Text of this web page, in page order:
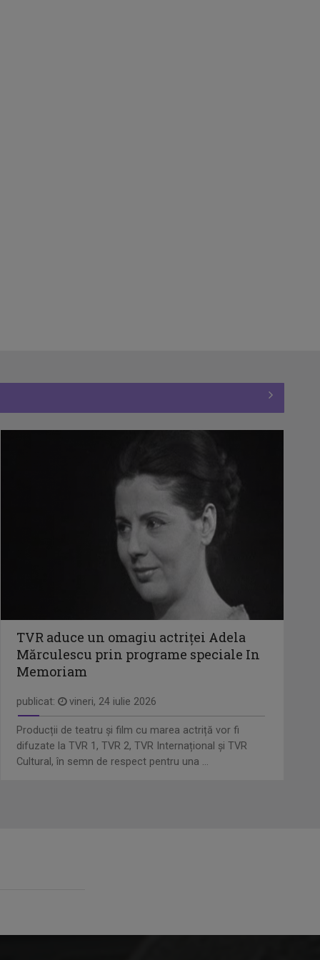
TVR aduce un omagiu actriței Adela
Mărculescu prin programe speciale In
Memoriam
publicat: vineri, 24 iulie 2026
Producții de teatru și film cu marea actriță vor fi
difuzate la TVR 1, TVR 2, TVR Internațional și TVR
Cultural, în semn de respect pentru una ...